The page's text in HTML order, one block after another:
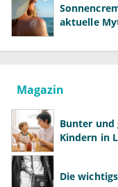
aktuelle
Magazin
Bunter und
Kindern in
Die